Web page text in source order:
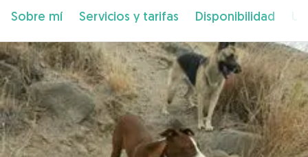
Sobre mí Servicios y tarifas Disponibilidad